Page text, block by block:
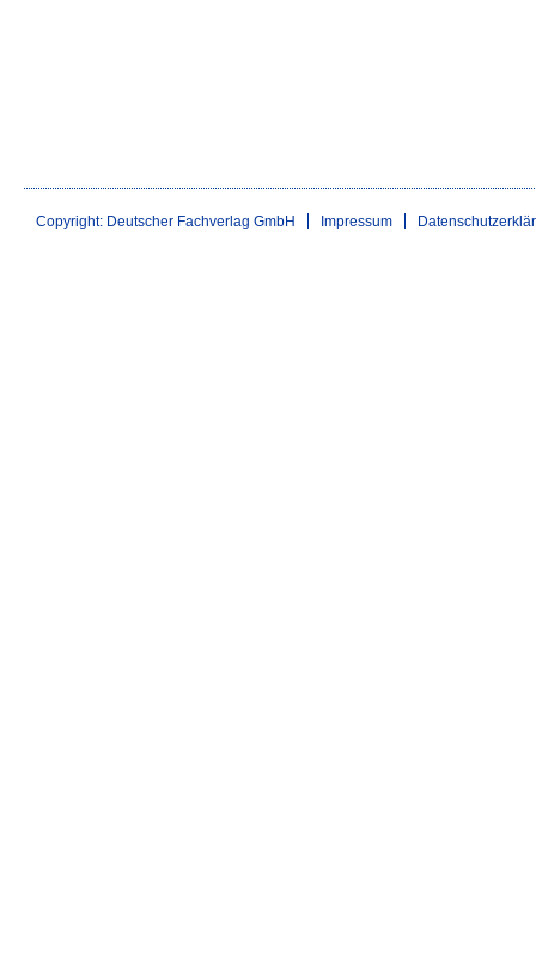
Copyright: Deutscher Fachverlag GmbH Impressum